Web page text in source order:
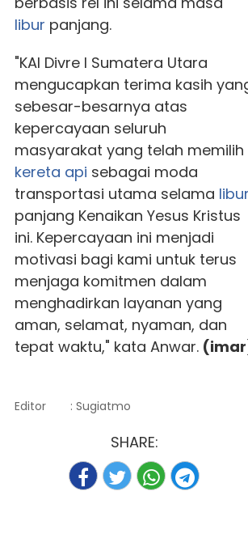
libur panjang.
"KAI Divre I Sumatera Utara
mengucapkan terima kasih
sebesar-besarnya atas
kepercayaan seluruh
masyarakat yang telah memilih
kereta api sebagai moda
transportasi utama selama libur
panjang Kenaikan Yesus Kristus
ini. Kepercayaan ini menjadi
motivasi bagi kami untuk terus
menjaga komitmen dalam
menghadirkan layanan yang
aman, selamat, nyaman, dan
tepat waktu," kata Anwar.
Editor : Sugiatmo
SHARE: